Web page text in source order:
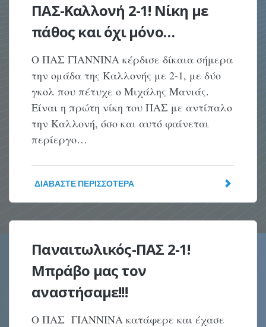
ΠΑΣ-Καλλονή 2-1! Νίκη με
πάθος και όχι μόνο…
Ο ΠΑΣ ΓΙΑΝΝΙΝΑ κέρδισε δίκαια σήμερα
την ομάδα της Καλλονής με 2-1, με δύο
γκολ που πέτυχε ο Μιχάλης Μανιάς.
Είναι η πρώτη νίκη του ΠΑΣ με αντίπαλο
την Καλλονή, όσο και αυτό φαίνεται
περίεργο…
ΔΙΑΒΆΣΤΕ ΠΕΡΙΣΣΌΤΕΡΑ
Παναιτωλικός-ΠΑΣ 2-1!
Μπράβο μας τον
αναστήσαμε!!!
Ο ΠΑΣ ΓΙΑΝΝΙΝΑ κατάφερε και έχασε